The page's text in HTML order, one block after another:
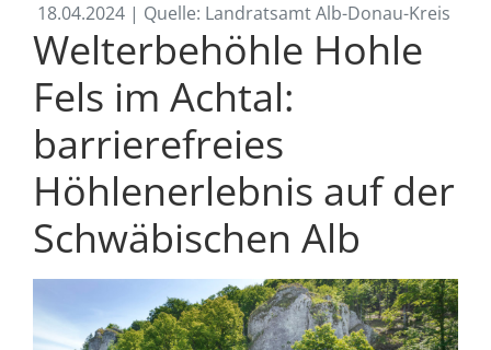
18.04.2024 | Quelle: Landratsamt Alb-Donau-Kreis
Welterbehöhle Hohle
Fels im Achtal:
barrierefreies
Höhlenerlebnis auf der
Schwäbischen Alb